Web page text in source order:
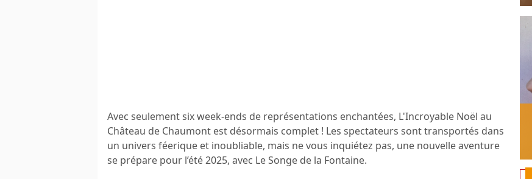
Avec seulement six week-ends de représentations enchantées, L'Incroyable Noël au
Château de Chaumont est désormais complet ! Les spectateurs sont transportés dans
un univers féerique et inoubliable, mais ne vous inquiétez pas, une nouvelle aventure
se prépare pour l’été 2025, avec Le Songe de la Fontaine.